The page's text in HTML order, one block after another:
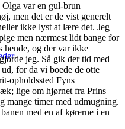
var en gul-brun
men det er de vist generelt
ikke lyst at lære det. Jeg
men nærmest lidt bange for
hende, og der var ikke
jeg. Så gik der tid med
for da vi boede de otte
opholdssted Fyns
lige om hjørnet fra Prins
mange timer med udmugning.
med en af kørerne i en